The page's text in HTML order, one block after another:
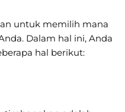
untuk memilih mana
Dalam hal ini, Anda
hal berikut: